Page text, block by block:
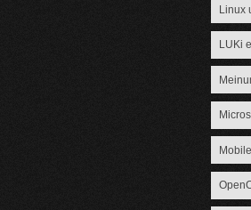
Linux
LUKi
Mobile